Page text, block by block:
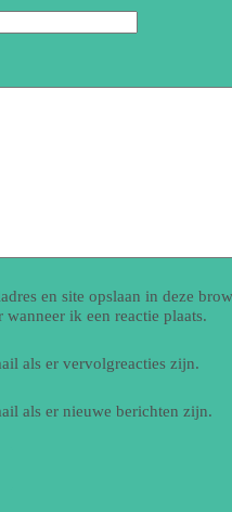
en site opslaan in deze
ik een reactie plaats.
als er vervolgreacties zijn.
als er nieuwe berichten zijn.